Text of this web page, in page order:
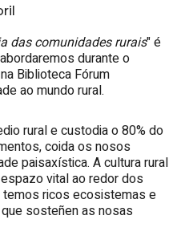
das comunidades rurais" é
durante o
Biblioteca Fórum
ao mundo rural.
rural e custodia o 80% do
coida os nosos
paisaxística. A cultura rural
vital ao redor dos
ricos ecosistemas e
sosteñen as nosas